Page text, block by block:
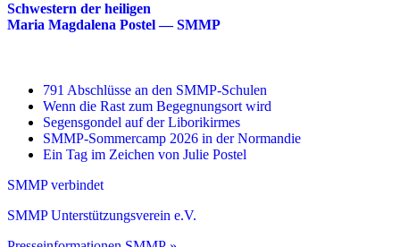
Schwestern der heiligen
Maria Magdalena Postel — SMMP
791 Abschlüsse an den SMMP-Schulen
Wenn die Rast zum Begegnungsort wird
Segensgondel auf der Liborikirmes
SMMP-Sommercamp 2026 in der Normandie
Ein Tag im Zeichen von Julie Postel
SMMP verbindet
SMMP Unterstützungsverein e.V.